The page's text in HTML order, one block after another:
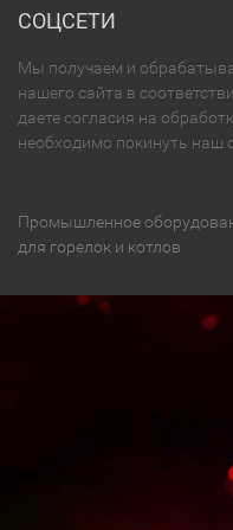
СОЦСЕТИ
Мы получаем и
нашего сайта в
даете согласия на
необходимо покинуть наш
Промышленное
для горелок и котлов